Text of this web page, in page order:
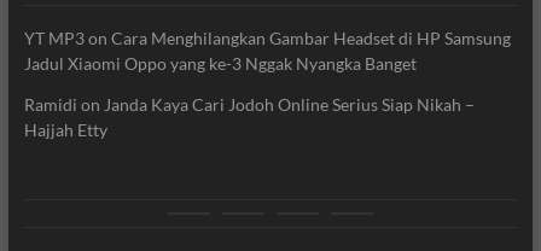
YT MP3on Cara Menghilangkan Gambar Headset di HP Samsung
Jadul Xiaomi Oppo yang ke-3 Nggak Nyangka Banget
Ramidi on Janda Kaya Cari Jodoh Online Serius Siap Nikah –
Hajjah Etty